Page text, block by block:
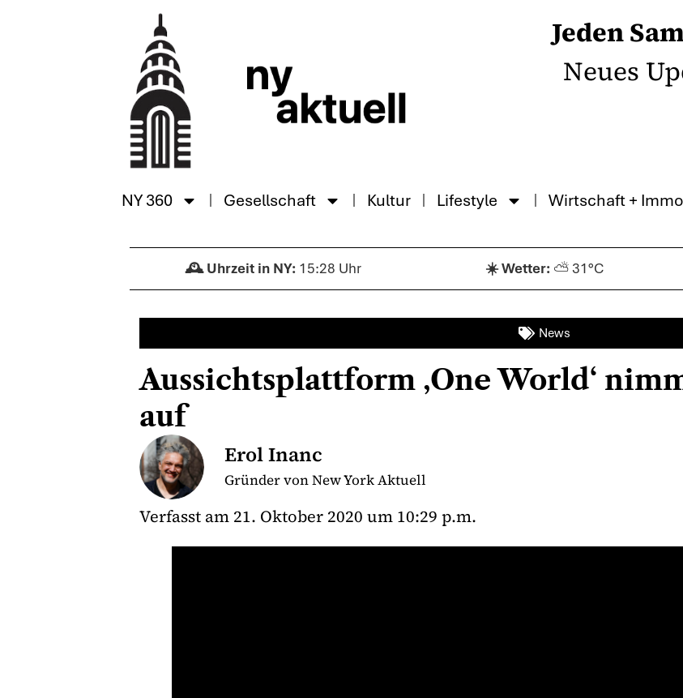
Jeden
Neues
NY 360 Gesellschaft Kultur Lifestyle Wirtschaft +
15:28 Uhr ⛅ 31°C
News
Aussichtsplattform ‚One World‘
auf
Erol Inanc
Gründer von New York Aktuell
Verfasst am 21. Oktober 2020 um 10:29 p.m.